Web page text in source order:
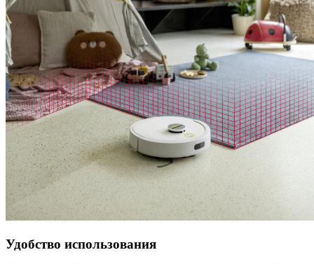
Удобство использования